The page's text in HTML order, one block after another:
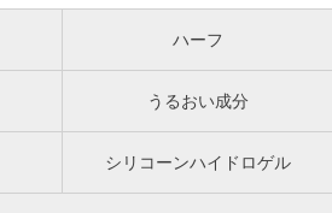
ハーフ
うるおい成分
シリコーンハイドロゲル